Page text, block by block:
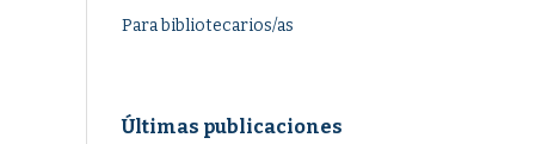
Para bibliotecarios/as
Últimas publicaciones